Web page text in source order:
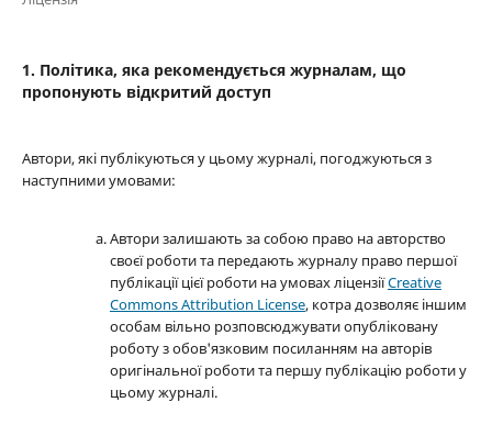
1. Політика, яка рекомендується журналам, що
пропонують відкритий доступ
Автори, які публікуються у цьому журналі, погоджуються з
наступними умовами:
Автори залишають за собою право на авторство
своєї роботи та передають журналу право першої
публікації цієї роботи на умовах ліцензіїCreative
Commons Attribution License, котра дозволяє іншим
особам вільно розповсюджувати опубліковану
роботу з обов'язковим посиланням на авторів
оригінальної роботи та першу публікацію роботи у
цьому журналі.